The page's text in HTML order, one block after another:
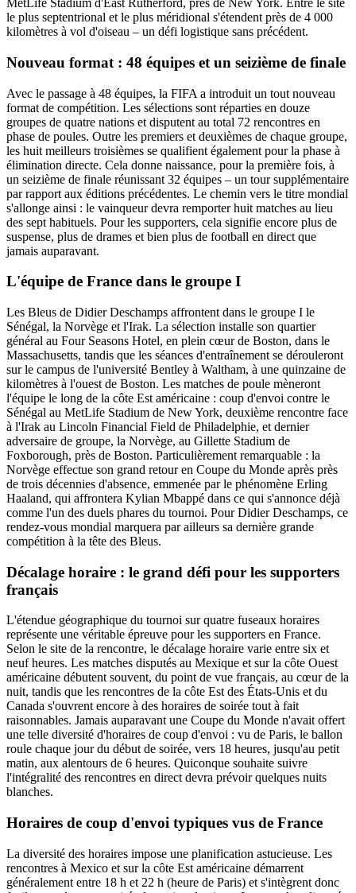
MetLife Stadium d'East Rutherford, près de New York. Entre le site
le plus septentrional et le plus méridional s'étendent près de 4 000
kilomètres à vol d'oiseau – un défi logistique sans précédent.
Nouveau format : 48 équipes et un seizième de finale
Avec le passage à 48 équipes, la FIFA a introduit un tout nouveau
format de compétition. Les sélections sont réparties en douze
groupes de quatre nations et disputent au total 72 rencontres en
phase de poules. Outre les premiers et deuxièmes de chaque groupe,
les huit meilleurs troisièmes se qualifient également pour la phase à
élimination directe. Cela donne naissance, pour la première fois, à
un seizième de finale réunissant 32 équipes – un tour supplémentaire
par rapport aux éditions précédentes. Le chemin vers le titre mondial
s'allonge ainsi : le vainqueur devra remporter huit matches au lieu
des sept habituels. Pour les supporters, cela signifie encore plus de
suspense, plus de drames et bien plus de football en direct que
jamais auparavant.
L'équipe de France dans le groupe I
Les Bleus de Didier Deschamps affrontent dans le groupe I le
Sénégal, la Norvège et l'Irak. La sélection installe son quartier
général au Four Seasons Hotel, en plein cœur de Boston, dans le
Massachusetts, tandis que les séances d'entraînement se dérouleront
sur le campus de l'université Bentley à Waltham, à une quinzaine de
kilomètres à l'ouest de Boston. Les matches de poule mèneront
l'équipe le long de la côte Est américaine : coup d'envoi contre le
Sénégal au MetLife Stadium de New York, deuxième rencontre face
à l'Irak au Lincoln Financial Field de Philadelphie, et dernier
adversaire de groupe, la Norvège, au Gillette Stadium de
Foxborough, près de Boston. Particulièrement remarquable : la
Norvège effectue son grand retour en Coupe du Monde après près
de trois décennies d'absence, emmenée par le phénomène Erling
Haaland, qui affrontera Kylian Mbappé dans ce qui s'annonce déjà
comme l'un des duels phares du tournoi. Pour Didier Deschamps, ce
rendez-vous mondial marquera par ailleurs sa dernière grande
compétition à la tête des Bleus.
Décalage horaire : le grand défi pour les supporters
français
L'étendue géographique du tournoi sur quatre fuseaux horaires
représente une véritable épreuve pour les supporters en France.
Selon le site de la rencontre, le décalage horaire varie entre six et
neuf heures. Les matches disputés au Mexique et sur la côte Ouest
américaine débutent souvent, du point de vue français, au cœur de la
nuit, tandis que les rencontres de la côte Est des États-Unis et du
Canada s'ouvrent encore à des horaires de soirée tout à fait
raisonnables. Jamais auparavant une Coupe du Monde n'avait offert
une telle diversité d'horaires de coup d'envoi : vu de Paris, le ballon
roule chaque jour du début de soirée, vers 18 heures, jusqu'au petit
matin, aux alentours de 6 heures. Quiconque souhaite suivre
l'intégralité des rencontres en direct devra prévoir quelques nuits
blanches.
Horaires de coup d'envoi typiques vus de France
La diversité des horaires impose une planification astucieuse. Les
rencontres à Mexico et sur la côte Est américaine démarrent
généralement entre 18 h et 22 h (heure de Paris) et s'intègrent donc